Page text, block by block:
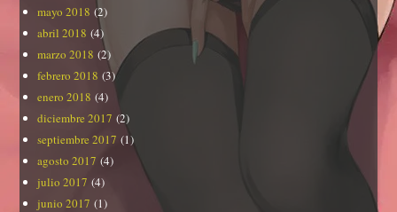
mayo 2018 (2)
abril 2018 (4)
marzo 2018 (2)
febrero 2018 (3)
enero 2018 (4)
diciembre 2017 (2)
septiembre 2017 (1)
agosto 2017 (4)
julio 2017 (4)
junio 2017 (1)